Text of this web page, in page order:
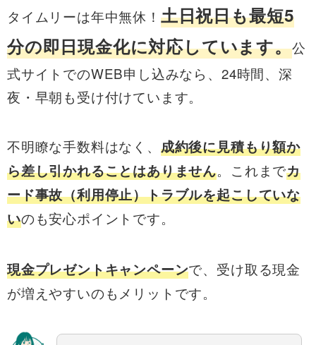
タイムリーは年中無休！ 土日祝日も最短5
分の即日現金化に対応しています。公
式サイトでのWEB申し込みなら、24時間、深
夜・早朝も受け付けています。
不明瞭な手数料はなく、 成約後に見積もり額か
ら差し引かれることはありません。これまでカ
ード事故（利用停止）トラブルを起こしていな
いのも安心ポイントです。
現金プレゼントキャンペーンで、受け取る現金
が増えやすいのもメリットです。